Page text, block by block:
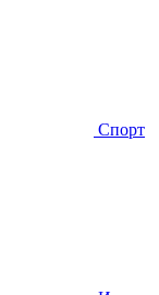
Спорт